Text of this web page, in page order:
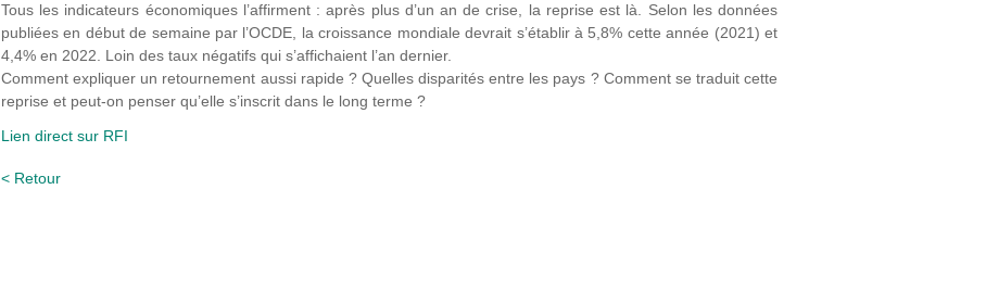
Tous les indicateurs économiques l’affirment : après plus d’un an de crise, la reprise est là. Selon les données
publiées en début de semaine par l’OCDE, la croissance mondiale devrait s’établir à 5,8% cette année (2021) et
4,4% en 2022. Loin des taux négatifs qui s’affichaient l’an dernier.
Comment expliquer un retournement aussi rapide ? Quelles disparités entre les pays ? Comment se traduit cette
reprise et peut-on penser qu’elle s’inscrit dans le long terme ?
Lien direct sur RFI
< Retour